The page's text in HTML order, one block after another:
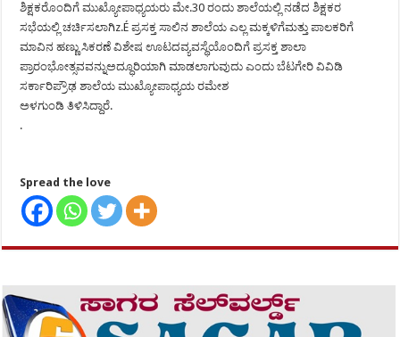
ಶಿಕ್ಷಕರೊಂದಿಗೆ ಮುಖ್ಯೋಪಾಧ್ಯಯರು ಮೇ.30 ರಂದು ಶಾಲೆಯಲ್ಲಿ ನಡೆದ ಶಿಕ್ಷಕರ
ಸಭೆಯಲ್ಲಿ ಚರ್ಚಿಸಲಾಗಿz.É ಪ್ರಸಕ್ತ ಸಾಲಿನ ಶಾಲೆಯ ಎಲ್ಲ ಮಕ್ಕಳಿಗೆಮತ್ತು ಪಾಲಕರಿಗೆ
ಮಾವಿನ ಹಣ್ಣು ಸಿಕರಣೆ ವಿಶೇಷ ಊಟದವ್ಯವಸ್ಥೆಯೊಂದಿಗೆ ಪ್ರಸಕ್ತ ಶಾಲಾ
ಪ್ರಾರಂಭೋತ್ಸವವನ್ನುಅದ್ಧೂರಿಯಾಗಿ ಮಾಡಲಾಗುವುದು ಎಂದು ಬೆಟಗೇರಿ ವಿವಿಡಿ
ಸರ್ಕಾರಿಪ್ರೌಢ ಶಾಲೆಯ ಮುಖ್ಯೋಪಾಧ್ಯಯ ರಮೇಶ
ಅಳಗುಂಡಿ ತಿಳಿಸಿದ್ದಾರೆ.
.
Spread the love